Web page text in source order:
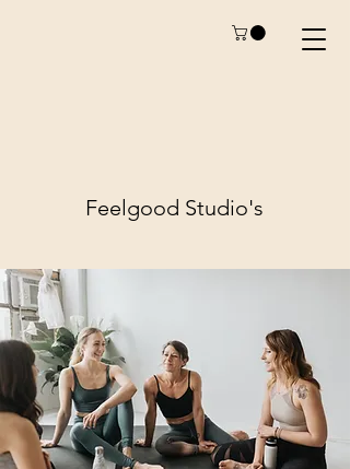
Feelgood Studio's